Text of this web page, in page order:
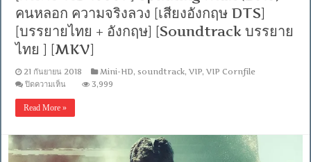
คนหลอก ความจริงลวง [เสียงอังกฤษ DTS]
[บรรยายไทย + อังกฤษ] [Soundtrack บรรยาย
ไทย ] [MKV]
21 กันยายน 2018 Mini-HD, soundtrack,VIP,VIP Cornfile
ปิดความเห็น
1080P]
Man
(2018)
คน
3,999
Read More »